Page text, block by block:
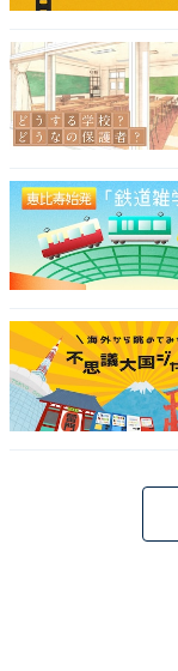
参考：『横浜の
ィア（Wikipedia
この記事の執筆
神奈川県在住コ
サイト「All
月、第3回かな
ウォッチャー」
こちらもおすすめ
横
グ